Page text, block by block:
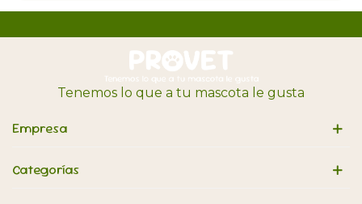
Tenemos lo que a tu mascota le gusta
Empresa
Categorías